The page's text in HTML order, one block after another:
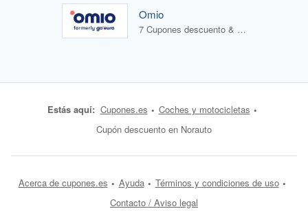
Omio
7 Cupones descuento & 0 Ofertas
Estás aquí: Cupones.es
Coches y motocicletas
Cupón descuento en Norauto
Acerca de cupones.es Ayuda
Términos y condiciones de uso
Contacto / Aviso legal